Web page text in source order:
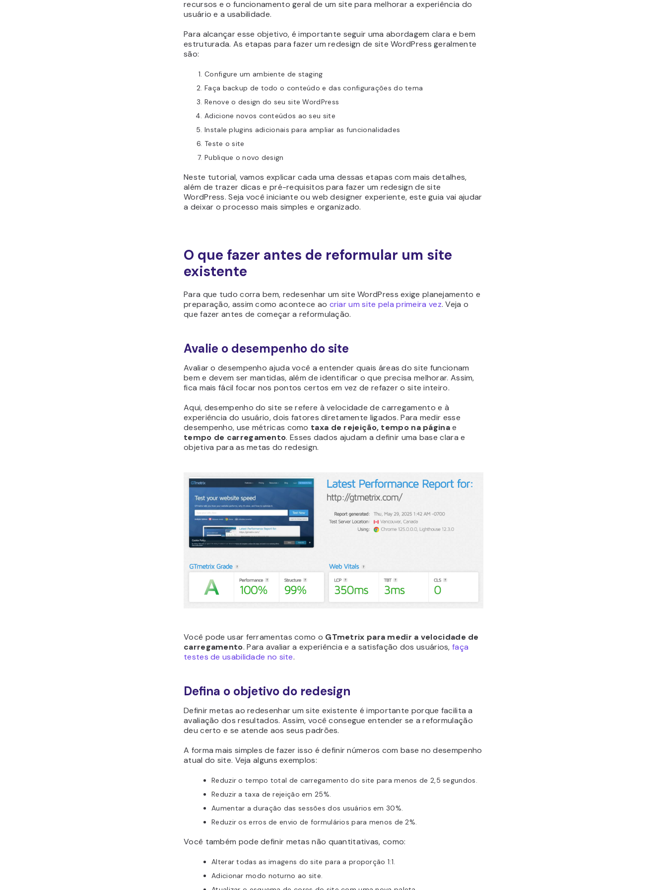
recursos e o funcionamento geral de um site para melhorar a experiência do
usuário e a usabilidade.
Para alcançar esse objetivo, é importante seguir uma abordagem clara e bem
estruturada. As etapas para fazer um redesign de site WordPress geralmente
são:
Configure um ambiente de staging
Faça backup de todo o conteúdo e das configurações do tema
Renove o design do seu site WordPress
Adicione novos conteúdos ao seu site
Instale plugins adicionais para ampliar as funcionalidades
Teste o site
Publique o novo design
Neste tutorial, vamos explicar cada uma dessas etapas com mais detalhes,
além de trazer dicas e pré-requisitos para fazer um redesign de site
WordPress. Seja você iniciante ou web designer experiente, este guia vai ajudar
a deixar o processo mais simples e organizado.
O que fazer antes de reformular um site
existente
Para que tudo corra bem, redesenhar um site WordPress exige planejamento e
preparação, assim como acontece ao criar um site pela primeira vez. Veja o
que fazer antes de começar a reformulação.
Avalie o desempenho do site
Avaliar o desempenho ajuda você a entender quais áreas do site funcionam
bem e devem ser mantidas, além de identificar o que precisa melhorar. Assim,
fica mais fácil focar nos pontos certos em vez de refazer o site inteiro.
Aqui, desempenho do site se refere à velocidade de carregamento e à
experiência do usuário, dois fatores diretamente ligados. Para medir esse
desempenho, use métricas como taxa de rejeição, tempo na páginae
tempo de carregamento. Esses dados ajudam a definir uma base clara e
objetiva para as metas do redesign.
Você pode usar ferramentas como o GTmetrix para medir a velocidade de
carregamento. Para avaliar a experiência e a satisfação dos usuários,faça
testes de usabilidade no site.
Defina o objetivo do redesign
Definir metas ao redesenhar um site existente é importante porque facilita a
avaliação dos resultados. Assim, você consegue entender se a reformulação
deu certo e se atende aos seus padrões.
A forma mais simples de fazer isso é definir números com base no desempenho
atual do site. Veja alguns exemplos:
Reduzir o tempo total de carregamento do site para menos de 2,5 segundos.
Reduzir a taxa de rejeição em 25%.
Aumentar a duração das sessões dos usuários em 30%.
Reduzir os erros de envio de formulários para menos de 2%.
Você também pode definir metas não quantitativas, como:
Alterar todas as imagens do site para a proporção 1:1.
Adicionar modo noturno ao site.